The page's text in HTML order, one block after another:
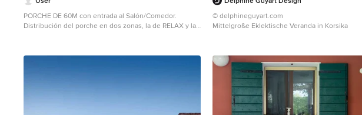
PORCHE DE 60M con entrada al Salón/Comedor.
Distribución del porche en dos zonas, la de RELAX y la
© delphineguyart.com
Mittelgroße Eklektische Veranda in Korsika